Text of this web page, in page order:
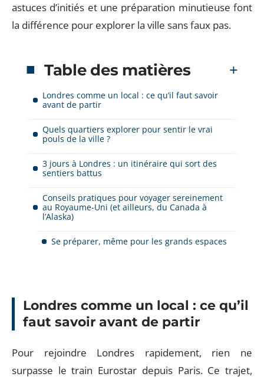
astuces d’initiés et une préparation minutieuse font
la différence pour explorer la ville sans faux pas.
Table des matières
Londres comme un local : ce qu’il faut savoir
avant de partir
Quels quartiers explorer pour sentir le vrai
pouls de la ville ?
3 jours à Londres : un itinéraire qui sort des
sentiers battus
Conseils pratiques pour voyager sereinement
au Royaume-Uni (et ailleurs, du Canada à
l’Alaska)
Se préparer, même pour les grands espaces
Londres comme un local : ce qu’il
faut savoir avant de partir
Pour rejoindre Londres rapidement, rien ne
surpasse le train Eurostar depuis Paris. Ce trajet,